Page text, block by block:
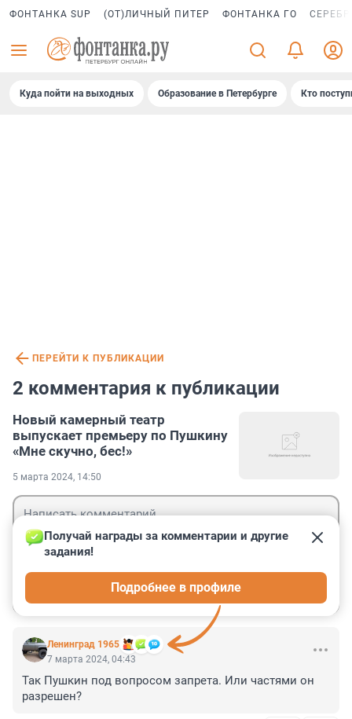
ФОНТАНКА SUP (ОТ)ЛИЧНЫЙ ПИТЕР ФОНТАНКА ГО
Куда пойти на выходных Образование в Петербурге Кто
ПЕРЕЙТИ К ПУБЛИКАЦИИ
2 комментария к публикации
Новый камерный театр
выпускает премьеру по Пушкину
«Мне скучно, бес!»
5 марта 2024, 14:50
Ленинград 1965
Получай награды за комментарии и другие
задания!
Подробнее в профиле
7 марта 2024, 04:43
Так Пушкин под вопросом запрета. Или частями он
разрешен?